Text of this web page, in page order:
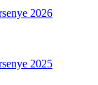
2026
2025